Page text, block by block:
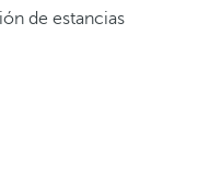
de estancias